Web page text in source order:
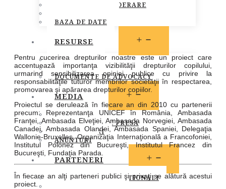
PROCEDURA DE ADERARE
BAZA DE DATE
RESURSE
LEGISLATIE
PUBLICATII
DOCUMENTE DE ADVOCACY
MEDIA
OPEN
MENU
STIRI
COMUNICATE DE PRESA
INFO MEMBRI
ANUNTURI
PARTENERI
MENU
PARTENERI INSTITUTIONALI
Pentru cucerirea drepturilor noastre este un proiect care
accentuează importanţa vizibilităţii drepturilor copilului,
urmarind sensibilizarea opiniei publice cu privire la
responsabilităţile tuturor membrilor societăţii în respectarea,
promovarea şi apărarea drepturilor copiilor.
Proiectul se derulează în fiecare an din 2010 cu partenerii
precum: Reprezentanţa UNICEF în România, Ambasada
Franţei, Ambasada Elveţiei, Ambasada Norvegiei, Ambasada
Canadei, Ambasada Olandei, Ambasada Spaniei, Delegaţia
Wallonie-Bruxelles, Organizaţia Internaţională a Francofoniei,
Institutul Polonez din Bucureşti, Institutul Francez din
Bucureşti, Fundaţia Parada.
În fiecare an alţi parteneri publici şi privaţi se alătură acestui
proiect.